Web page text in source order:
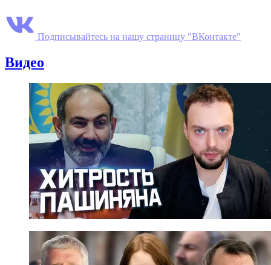
Подписывайтесь на нашу страницу "ВКонтакте"
Видео